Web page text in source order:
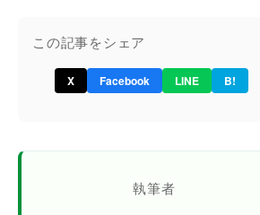
この記事をシェア
X Facebook LINE B!
執筆者